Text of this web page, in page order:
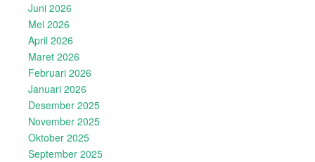
Juni 2026
Mei 2026
April 2026
Maret 2026
Februari 2026
Januari 2026
Desember 2025
November 2025
Oktober 2025
September 2025